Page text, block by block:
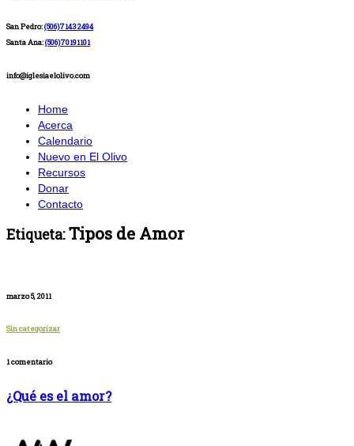
San Pedro:(506)71432494
Santa Ana:(506)70191101
info@iglesiaelolivo.com
Home
Acerca
Calendario
Nuevo en El Olivo
Recursos
Donar
Contacto
Etiqueta:Tipos de Amor
marzo 5, 2011
Sin categorizar
1 comentario
¿Qué es el amor?